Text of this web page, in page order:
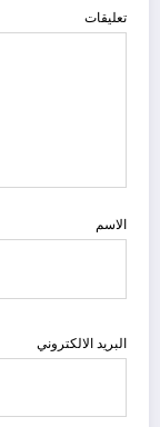
تعليقات
الاسم
البريد الالكتروني